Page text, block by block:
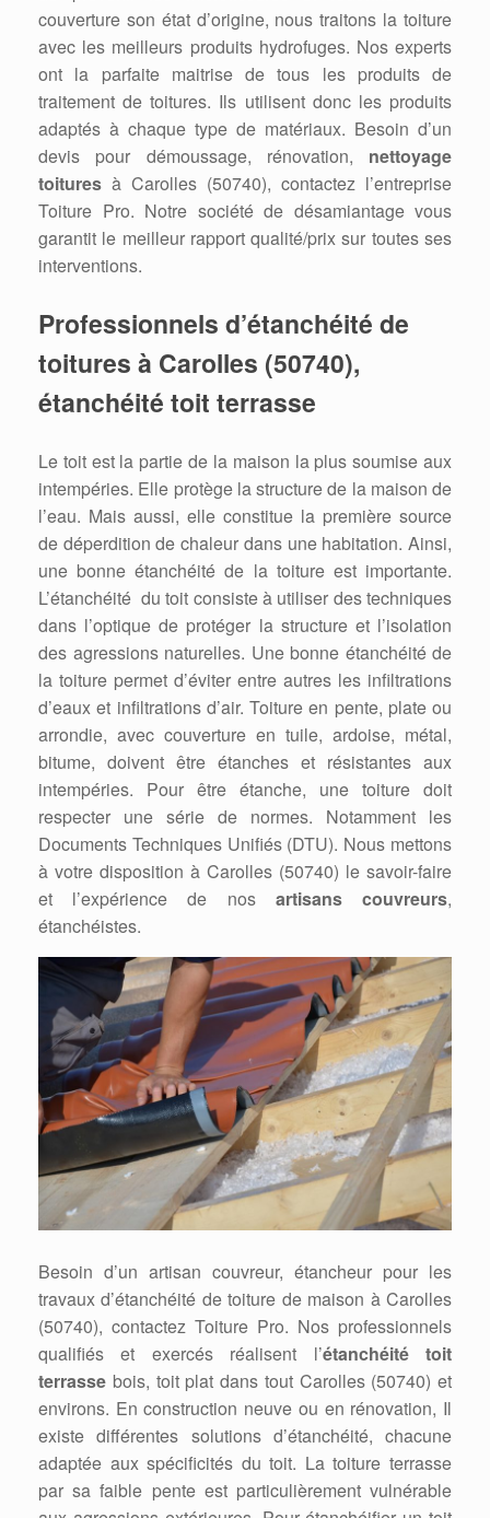
couverture son état d’origine, nous traitons la toiture
avec les meilleurs produits hydrofuges. Nos experts
ont la parfaite maitrise de tous les produits de
traitement de toitures. Ils utilisent donc les produits
adaptés à chaque type de matériaux. Besoin d’un
devis pour démoussage, rénovation, nettoyage
toitures à Carolles (50740), contactez l’entreprise
Toiture Pro. Notre société de désamiantage vous
garantit le meilleur rapport qualité/prix sur toutes ses
interventions.
Professionnels d’étanchéité de
toitures à Carolles (50740),
étanchéité toit terrasse
Le toit est la partie de la maison la plus soumise aux
intempéries. Elle protège la structure de la maison de
l’eau. Mais aussi, elle constitue la première source
de déperdition de chaleur dans une habitation. Ainsi,
une bonne étanchéité de la toiture est importante.
L’étanchéité du toit consiste à utiliser des techniques
dans l’optique de protéger la structure et l’isolation
des agressions naturelles. Une bonne étanchéité de
la toiture permet d’éviter entre autres les infiltrations
d’eaux et infiltrations d’air. Toiture en pente, plate ou
arrondie, avec couverture en tuile, ardoise, métal,
bitume, doivent être étanches et résistantes aux
intempéries. Pour être étanche, une toiture doit
respecter une série de normes. Notamment les
Documents Techniques Unifiés (DTU). Nous mettons
à votre disposition à Carolles (50740) le savoir-faire
et l’expérience de nos artisans couvreurs,
étanchéistes.
Besoin d’un artisan couvreur, étancheur pour les
travaux d’étanchéité de toiture de maison à Carolles
(50740), contactez Toiture Pro. Nos professionnels
qualifiés et exercés réalisent l’étanchéité toit
terrasse bois, toit plat dans tout Carolles (50740) et
environs. En construction neuve ou en rénovation, Il
existe différentes solutions d’étanchéité, chacune
adaptée aux spécificités du toit. La toiture terrasse
par sa faible pente est particulièrement vulnérable